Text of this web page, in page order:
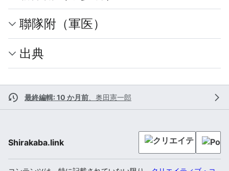
聯隊附（軍医）
出典
最終編輯: 10 か月前 奥田憲一郎
Shirakaba.link